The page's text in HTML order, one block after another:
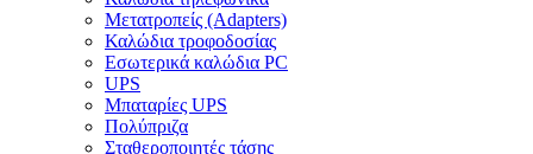
Μετατροπείς (Adapters)
Καλώδια τροφοδοσίας
Εσωτερικά καλώδια PC
UPS
Μπαταρίες UPS
Πολύπριζα
Σταθεροποιητές τάσης